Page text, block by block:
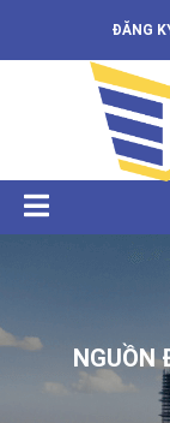
ĐĂNG
NGUỒN